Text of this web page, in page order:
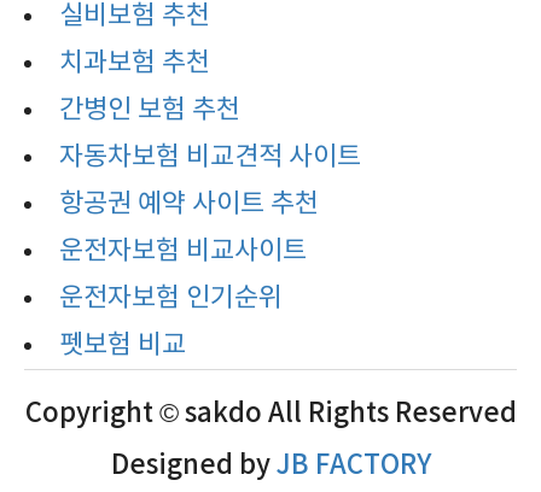
실비보험 추천
치과보험 추천
간병인 보험 추천
자동차보험 비교견적 사이트
항공권 예약 사이트 추천
운전자보험 비교사이트
운전자보험 인기순위
펫보험 비교
Copyright © sakdo All Rights Reserved
Designed byJB FACTORY